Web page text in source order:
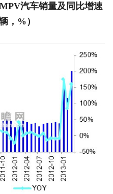
汽车销量及同比增速
，%）